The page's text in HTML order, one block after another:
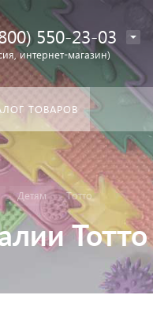
550-23-03
интернет-магазин)
ТОВАРОВ
Детям Тотто
Тотто